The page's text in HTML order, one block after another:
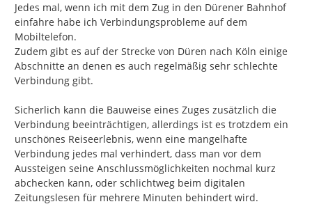
Jedes mal, wenn ich mit dem Zug in den Dürener Bahnhof
einfahre habe ich Verbindungsprobleme auf dem
Mobiltelefon.
Zudem gibt es auf der Strecke von Düren nach Köln einige
Abschnitte an denen es auch regelmäßig sehr schlechte
Verbindung gibt.
Sicherlich kann die Bauweise eines Zuges zusätzlich die
Verbindung beeinträchtigen, allerdings ist es trotzdem ein
unschönes Reiseerlebnis, wenn eine mangelhafte
Verbindung jedes mal verhindert, dass man vor dem
Aussteigen seine Anschlussmöglichkeiten nochmal kurz
abchecken kann, oder schlichtweg beim digitalen
Zeitungslesen für mehrere Minuten behindert wird.